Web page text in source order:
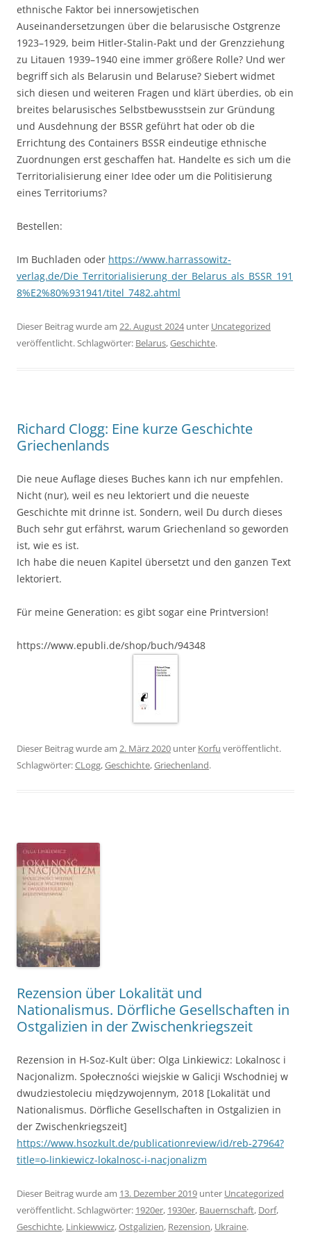
ethnische Faktor bei innersowjetischen
Auseinandersetzungen über die belarusische Ostgrenze
1923–1929, beim Hitler-Stalin-Pakt und der Grenzziehung
zu Litauen 1939–1940 eine immer größere Rolle? Und wer
begriff sich als Belarusin und Belaruse? Siebert widmet
sich diesen und weiteren Fragen und klärt überdies, ob ein
breites belarusisches Selbstbewusstsein zur Gründung
und Ausdehnung der BSSR geführt hat oder ob die
Errichtung des Containers BSSR eindeutige ethnische
Zuordnungen erst geschaffen hat. Handelte es sich um die
Territorialisierung einer Idee oder um die Politisierung
eines Territoriums?
Bestellen:
Im Buchladen oder https://www.harrassowitz-
verlag.de/Die_Territorialisierung_der_Belarus_als_BSSR_191
8%E2%80%931941/titel_7482.ahtml
Dieser Beitrag wurde am 22. August 2024unter Uncategorized
veröffentlicht. Schlagwörter: Belarus,Geschichte.
Richard Clogg: Eine kurze Geschichte
Griechenlands
Die neue Auflage dieses Buches kann ich nur empfehlen.
Nicht (nur), weil es neu lektoriert und die neueste
Geschichte mit drinne ist. Sondern, weil Du durch dieses
Buch sehr gut erfährst, warum Griechenland so geworden
ist, wie es ist.
Ich habe die neuen Kapitel übersetzt und den ganzen Text
lektoriert.
Für meine Generation: es gibt sogar eine Printversion!
https://www.epubli.de/shop/buch/94348
Dieser Beitrag wurde am 2. März 2020 unter Korfu veröffentlicht.
Schlagwörter:CLogg,Geschichte,Griechenland.
Rezension über Lokalität und
Nationalismus. Dörfliche Gesellschaften in
Ostgalizien in der Zwischenkriegszeit
Rezension in H-Soz-Kult über: Olga Linkiewicz: Lokalnosc i
Nacjonalizm. Społeczności wiejskie w Galicji Wschodniej w
dwudziestoleciu międzywojennym, 2018 [Lokalität und
Nationalismus. Dörfliche Gesellschaften in Ostgalizien in
der Zwischenkriegszeit]
https://www.hsozkult.de/publicationreview/id/reb-27964?
title=o-linkiewicz-lokalnosc-i-nacjonalizm
Dieser Beitrag wurde am 13. Dezember 2019 unter Uncategorized
veröffentlicht. Schlagwörter: 1920er, 1930er, Bauernschaft, Dorf,
Geschichte, Linkiewwicz,Ostgalizien, Rezension, Ukraine.